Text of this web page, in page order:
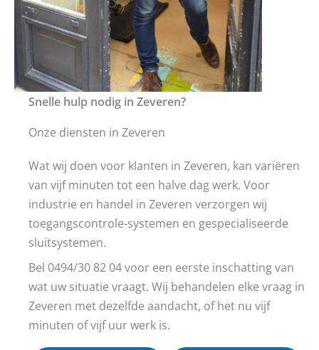
Snelle hulp nodig in Zeveren?
Onze diensten in Zeveren
Wat wij doen voor klanten in Zeveren, kan variëren
van vijf minuten tot een halve dag werk. Voor
industrie en handel in Zeveren verzorgen wij
toegangscontrole-systemen en gespecialiseerde
sluitsystemen.
Bel 0494/30 82 04 voor een eerste inschatting van
wat uw situatie vraagt. Wij behandelen elke vraag in
Zeveren met dezelfde aandacht, of het nu vijf
minuten of vijf uur werk is.